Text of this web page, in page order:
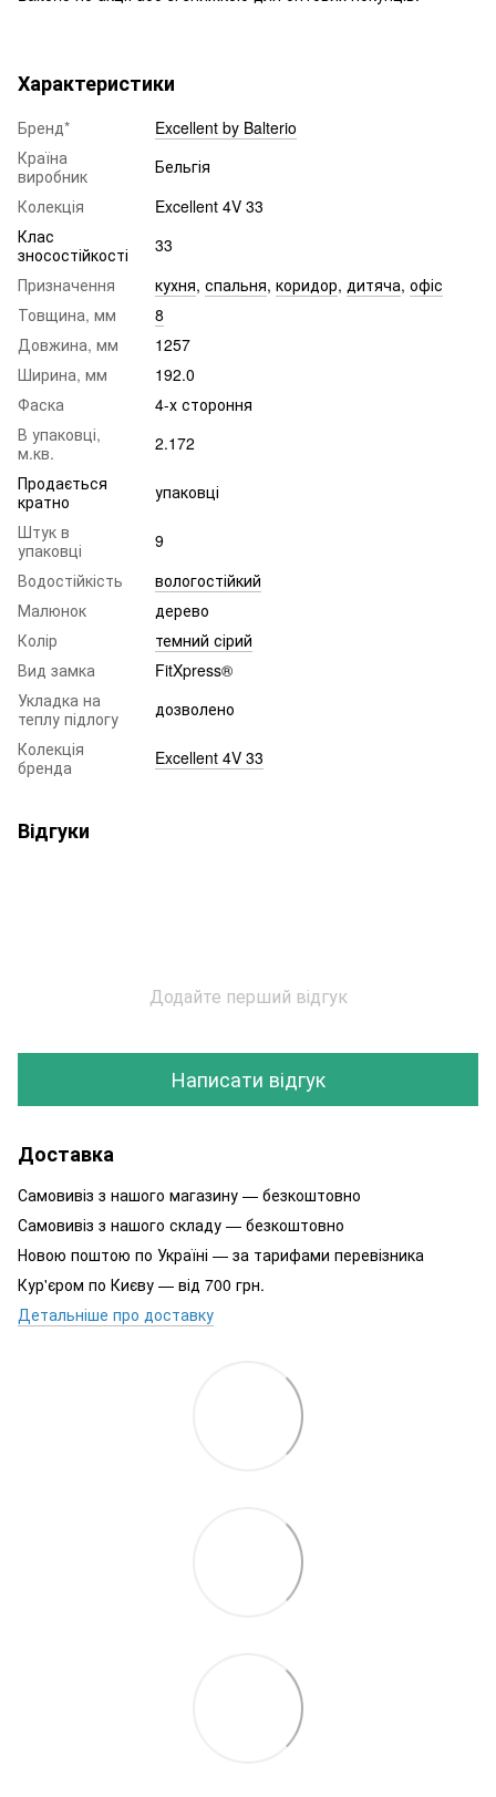
Характеристики
Бренд*
Excellent by Balterio
Країна
виробник
Бельгія
Колекція
Excellent 4V 33
Клас
зносостійкості
33
Призначення
кухня, спальня, коридор, дитяча, офіс
Товщина, мм
8
Довжина, мм
1257
Ширина, мм
192.0
Фаска
4-х стороння
В упаковці,
м.кв.
2.172
Продається
кратно
упаковці
Штук в
упаковці
9
Водостійкість
вологостійкий
Малюнок
дерево
Колір
темний сірий
Вид замка
FitXpress®
Укладка на
теплу підлогу
дозволено
Колекція
бренда
Excellent 4V 33
Відгуки
Додайте перший відгук
Написати відгук
Доставка
Самовивіз з нашого магазину — безкоштовно
Самовивіз з нашого складу — безкоштовно
Новою поштою по Україні — за тарифами перевізника
Кур'єром по Києву — від 700 грн.
Детальніше про доставку